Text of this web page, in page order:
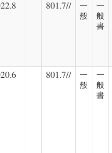
801.7//
一
般
一
般
書
801.7//
一
般
一
般
書